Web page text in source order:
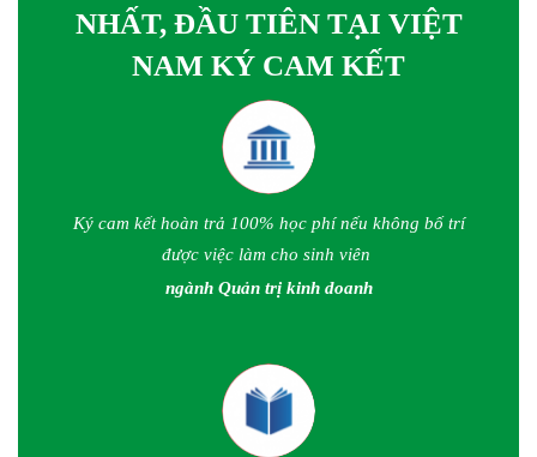
NHẤT, ĐẦU TIÊN TẠI VIỆT
NAM KÝ CAM KẾT
Ký cam kết hoàn trả 100% học phí nếu không bố trí
được việc làm cho sinh viên
ngành Quản trị kinh doanh